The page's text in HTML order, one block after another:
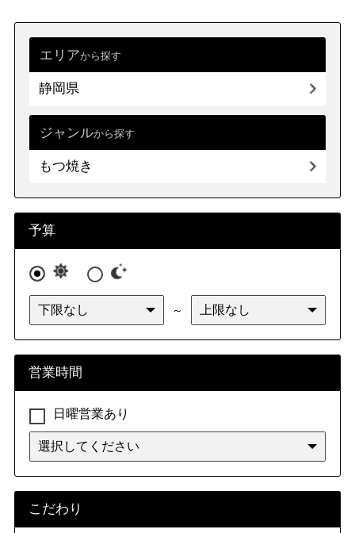
エリアから探す
静岡県
兵庫県
中国 広島県
山口県
四国 高知県
九州・沖縄 福岡県 佐賀県 長崎県 熊本県
大分県 宮崎県 鹿児島県
沖縄県
ジャンルから探す
もつ焼き
予算
～
営業時間
日曜営業あり
こだわり